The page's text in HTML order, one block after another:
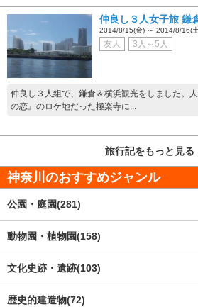
仲良し３人女子旅 鎌
2014/8/15(金) ～ 2014/8/16(
友人 3人～5人
仲良し３人組で、鎌倉＆横浜観光をしました。
の恋』のロケ地だった極楽寺に...
旅行記をもっと見る
神奈川 のおすすめジャンル
公園・庭園(281)
動物園・植物園(158)
文化史跡・遺跡(103)
歴史的建造物(72)